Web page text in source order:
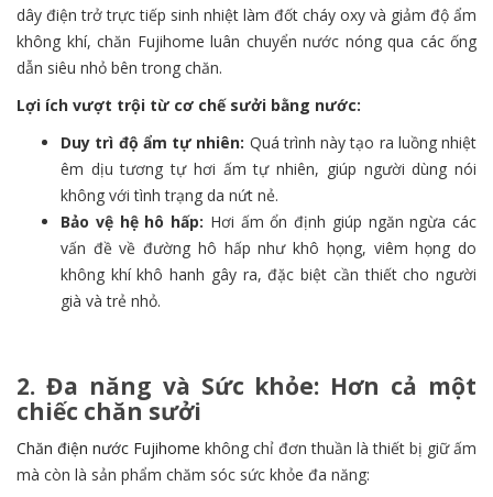
dây điện trở trực tiếp sinh nhiệt làm đốt cháy oxy và giảm độ ẩm
không khí, chăn Fujihome luân chuyển nước nóng qua các ống
dẫn siêu nhỏ bên trong chăn.
Lợi ích vượt trội từ cơ chế sưởi bằng nước:
Duy trì độ ẩm tự nhiên: Quá trình này tạo ra luồng nhiệt
êm dịu tương tự hơi ấm tự nhiên, giúp người dùng nói
không với tình trạng da nứt nẻ.
Bảo vệ hệ hô hấp: Hơi ấm ổn định giúp ngăn ngừa các
vấn đề về đường hô hấp như khô họng, viêm họng do
không khí khô hanh gây ra, đặc biệt cần thiết cho người
già và trẻ nhỏ.
2. Đa năng và Sức khỏe: Hơn cả một
chiếc chăn sưởi
Chăn điện nước Fujihome không chỉ đơn thuần là thiết bị giữ ấm
mà còn là sản phẩm chăm sóc sức khỏe đa năng: